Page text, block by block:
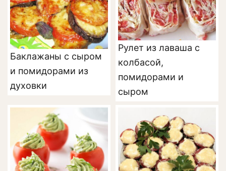
Баклажаны с сыром
и помидорами из
духовки
Рулет из лаваша с
колбасой,
помидорами и
сыром